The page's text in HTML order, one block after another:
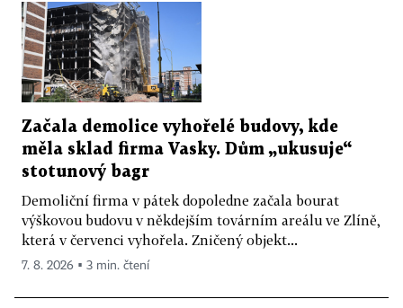
Začala demolice vyhořelé budovy, kde
měla sklad firma Vasky. Dům „ukusuje“
stotunový bagr
Demoliční firma v pátek dopoledne začala bourat
výškovou budovu v někdejším továrním areálu ve Zlíně,
která v červenci vyhořela. Zničený objekt...
7. 8. 2026 ▪ 3 min. čtení